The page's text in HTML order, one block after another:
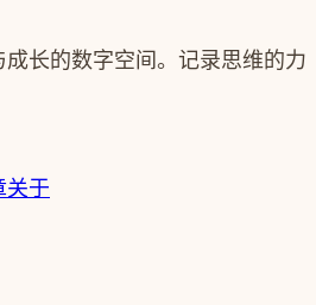
长的数字空间。记录思维的力
关于